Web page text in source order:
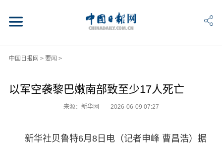
中国日报网 > 要闻 >
以军空袭黎巴嫩南部致至少17人死亡
来源：新华网 2026-06-09 07:27
新华社贝鲁特6月8日电（记者申峰 曹昌浩）据